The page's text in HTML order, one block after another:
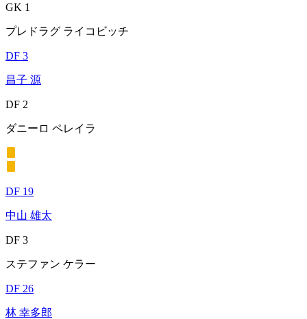
GK 1
プレドラグ ライコビッチ
DF 3
昌子 源
DF 2
ダニーロ ペレイラ
DF 19
中山 雄太
DF 3
ステファン ケラー
DF 26
林 幸多郎